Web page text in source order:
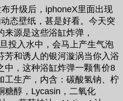
升级后，iphoneX里面出现
态壁纸，甚是好看。今天突
源是这些浴缸炸弹，
投入水中，会马上产生气泡
芳和诱人的银河漩涡当你入浴
中，这种浴缸炸弹一颗售价8
工生产，内含：碳酸氢钠、柠
糖醇，Lycasin，二氧化